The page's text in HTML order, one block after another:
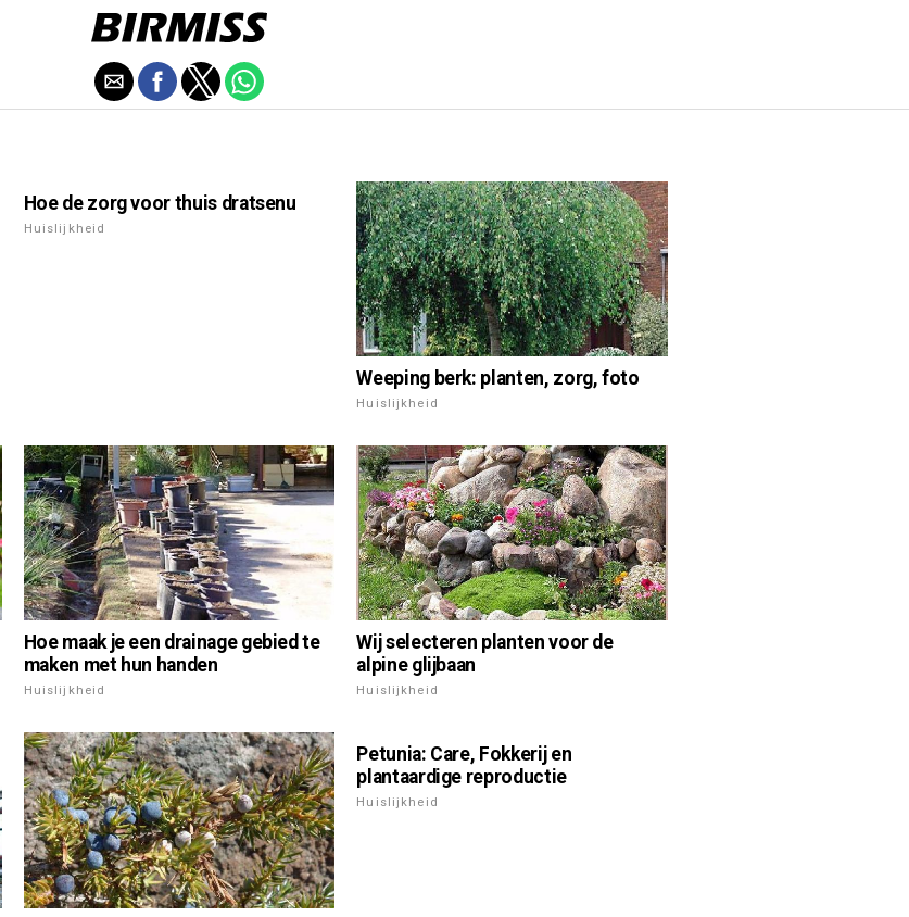
Hoe de zorg voor thuis dratsenu
Huislijkheid
Weeping berk: planten, zorg, foto
Huislijkheid
Hoe maak je een drainage gebied te
maken met hun handen
Huislijkheid
Wij selecteren planten voor de
alpine glijbaan
Huislijkheid
Petunia: Care, Fokkerij en
plantaardige reproductie
Huislijkheid